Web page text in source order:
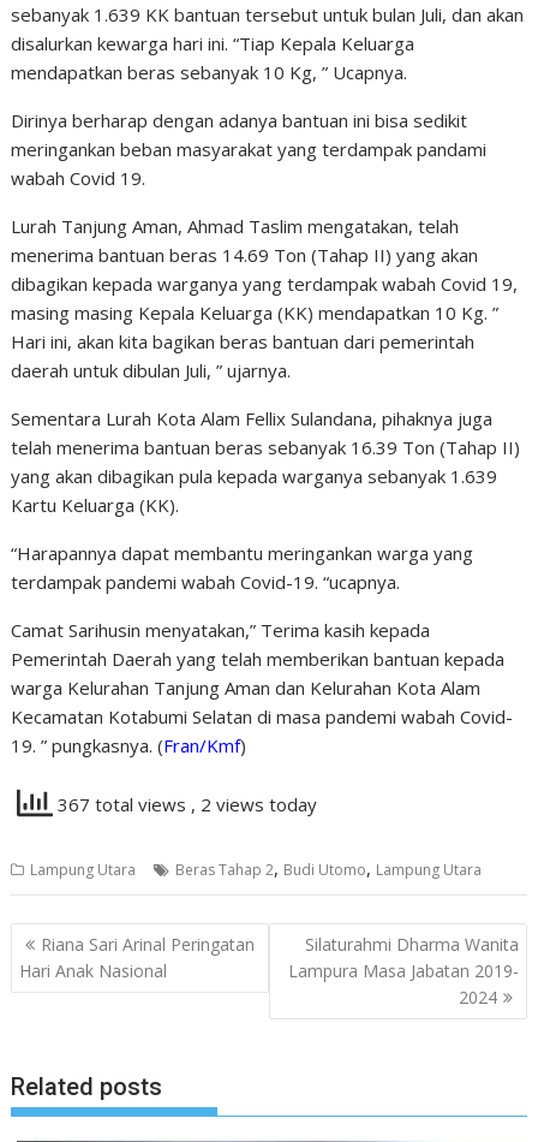
sebanyak 1.639 KK bantuan tersebut untuk bulan Juli, dan akan
disalurkan kewarga hari ini. “Tiap Kepala Keluarga
mendapatkan beras sebanyak 10 Kg, ” Ucapnya.
Dirinya berharap dengan adanya bantuan ini bisa sedikit
meringankan beban masyarakat yang terdampak pandami
wabah Covid 19.
Lurah Tanjung Aman, Ahmad Taslim mengatakan, telah
menerima bantuan beras 14.69 Ton (Tahap II) yang akan
dibagikan kepada warganya yang terdampak wabah Covid 19,
masing masing Kepala Keluarga (KK) mendapatkan 10 Kg. ”
Hari ini, akan kita bagikan beras bantuan dari pemerintah
daerah untuk dibulan Juli, ” ujarnya.
Sementara Lurah Kota Alam Fellix Sulandana, pihaknya juga
telah menerima bantuan beras sebanyak 16.39 Ton (Tahap II)
yang akan dibagikan pula kepada warganya sebanyak 1.639
Kartu Keluarga (KK).
“Harapannya dapat membantu meringankan warga yang
terdampak pandemi wabah Covid-19. “ucapnya.
Camat Sarihusin menyatakan,” Terima kasih kepada
Pemerintah Daerah yang telah memberikan bantuan kepada
warga Kelurahan Tanjung Aman dan Kelurahan Kota Alam
Kecamatan Kotabumi Selatan di masa pandemi wabah Covid-
19. ” pungkasnya. (Fran/Kmf)
367 total views , 2 views today
Lampung Utara Beras Tahap 2, Budi Utomo, Lampung Utara
Navigasi
pos
Riana Sari Arinal Peringatan
Hari Anak Nasional
Silaturahmi Dharma Wanita
Lampura Masa Jabatan 2019-
2024
Related posts